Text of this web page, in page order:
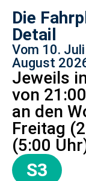
Die
Detail
Vom 10.
August
Jeweils
von
an den
Freitag
(5:00
S3